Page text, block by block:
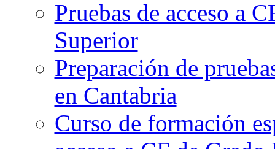
Pruebas de acceso a
Superior
Preparación de
en Cantabria
Curso de formación